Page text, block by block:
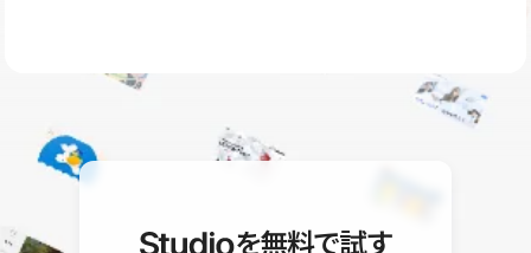
ユーザー同士で質問・相談できるコミュニティもご利用ください。
を無料で試す